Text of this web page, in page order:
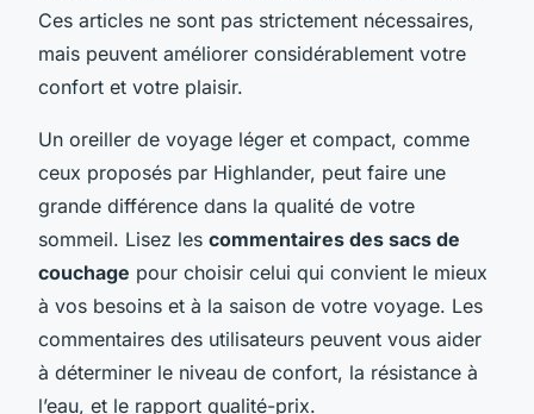
Ces articles ne sont pas strictement nécessaires,
mais peuvent améliorer considérablement votre
confort et votre plaisir.
Un oreiller de voyage léger et compact, comme
ceux proposés par Highlander, peut faire une
grande différence dans la qualité de votre
sommeil. Lisez les commentaires des sacs de
couchage pour choisir celui qui convient le mieux
à vos besoins et à la saison de votre voyage. Les
commentaires des utilisateurs peuvent vous aider
à déterminer le niveau de confort, la résistance à
l’eau, et le rapport qualité-prix.